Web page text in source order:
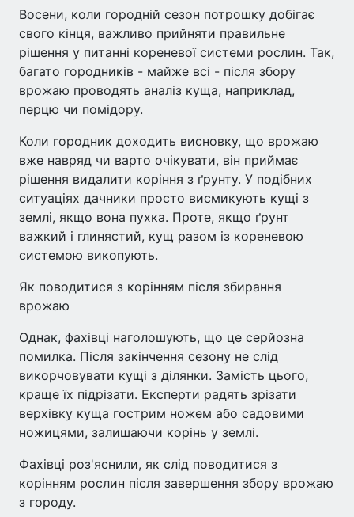
Восени, коли городній сезон потрошку добігає
свого кінця, важливо прийняти правильне
рішення у питанні кореневої системи рослин. Так,
багато городників - майже всі - після збору
врожаю проводять аналіз куща, наприклад,
перцю чи помідору.
Коли городник доходить висновку, що врожаю
вже навряд чи варто очікувати, він приймає
рішення видалити коріння з ґрунту. У подібних
ситуаціях дачники просто висмикують кущі з
землі, якщо вона пухка. Проте, якщо ґрунт
важкий і глинястий, кущ разом із кореневою
системою викопують.
Як поводитися з корінням після збирання
врожаю
Однак, фахівці наголошують, що це серйозна
помилка. Після закінчення сезону не слід
викорчовувати кущі з ділянки. Замість цього,
краще їх підрізати. Експерти радять зрізати
верхівку куща гострим ножем або садовими
ножицями, залишаючи корінь у землі.
Фахівці роз'яснили, як слід поводитися з
корінням рослин після завершення збору врожаю
з городу.